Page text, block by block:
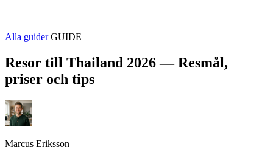
Alla guiderGUIDE
Resor till Thailand 2026 — Resmål,
priser och tips
Marcus Eriksson